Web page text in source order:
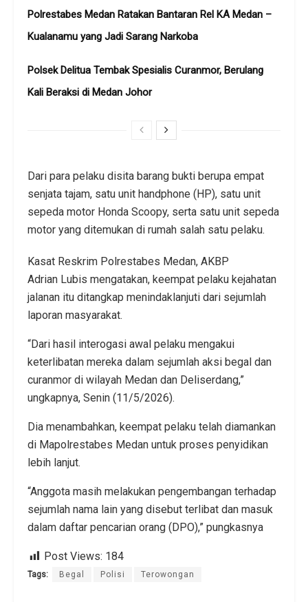
Polrestabes Medan Ratakan Bantaran Rel KA Medan –
Kualanamu yang Jadi Sarang Narkoba
Polsek Delitua Tembak Spesialis Curanmor, Berulang
Kali Beraksi di Medan Johor
Dari para pelaku disita barang bukti berupa empat
senjata tajam, satu unit handphone (HP), satu unit
sepeda motor Honda Scoopy, serta satu unit sepeda
motor yang ditemukan di rumah salah satu pelaku.
Kasat Reskrim Polrestabes Medan, AKBP
Adrian Lubis mengatakan, keempat pelaku kejahatan
jalanan itu ditangkap menindaklanjuti dari sejumlah
laporan masyarakat.
“Dari hasil interogasi awal pelaku mengakui
keterlibatan mereka dalam sejumlah aksi begal dan
curanmor di wilayah Medan dan Deliserdang,”
ungkapnya, Senin (11/5/2026).
Dia menambahkan, keempat pelaku telah diamankan
di Mapolrestabes Medan untuk proses penyidikan
lebih lanjut.
“Anggota masih melakukan pengembangan terhadap
sejumlah nama lain yang disebut terlibat dan masuk
dalam daftar pencarian orang (DPO),” pungkasnya
Post Views: 184
Tags: Begal Polisi Terowongan